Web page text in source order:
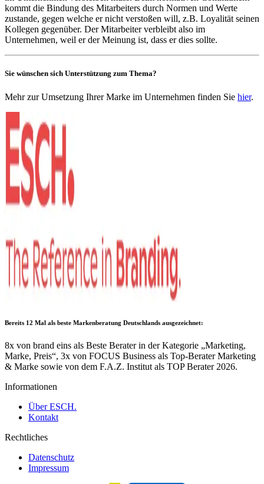
kommt die Bindung des Mitarbeiters durch Normen und Werte
zustande, gegen welche er nicht verstoßen will, z.B. Loyalität seinen
Kollegen gegenüber. Der Mitarbeiter verbleibt also im
Unternehmen, weil er der Meinung ist, dass er dies sollte.
Sie wünschen sich Unterstützung zum Thema?
Mehr zur Umsetzung Ihrer Marke im Unternehmen finden Sie hier.
Bereits 12 Mal als beste Markenberatung Deutschlands ausgezeichnet:
8x von brand eins als Beste Berater in der Kategorie „Marketing,
Marke, Preis“, 3x von FOCUS Business als Top-Berater Marketing
& Marke sowie von dem F.A.Z. Institut als TOP Berater 2026.
Informationen
Über ESCH.
Kontakt
Rechtliches
Datenschutz
Impressum